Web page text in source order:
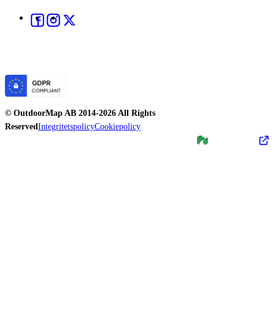
© OutdoorMap AB 2014-2026 All Rights
Reserved IntegritetspolicyCookiepolicy